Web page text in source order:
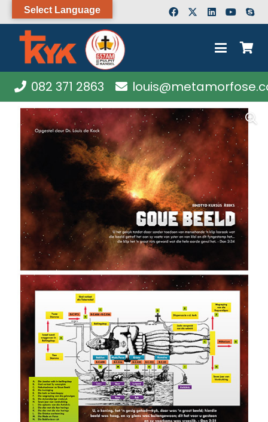
082 371 2863
Select Language